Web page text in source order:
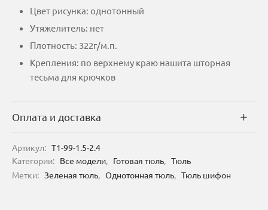
Цвет рисунка: однотонный
Утяжелитель: нет
Плотность: 322г/м.п.
Крепления: по верхнему краю нашита шторная
тесьма для крючков
Оплата и доставка
Артикул: T1-99-1.5-2.4
Категории: Все модели, Готовая тюль, Тюль
Метки: Зеленая тюль, Однотонная тюль, Тюль шифон